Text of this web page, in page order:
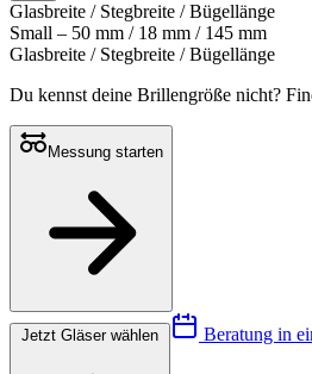
Glasbreite / Stegbreite / Bügellänge
Small – 50 mm / 18 mm / 145 mm
Glasbreite / Stegbreite / Bügellänge
Du kennst deine Brillengröße nicht?
Messung starten
Beratung in